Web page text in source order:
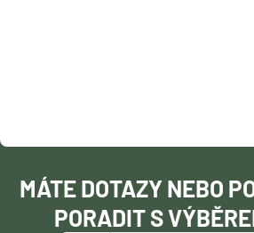
Ý
P
T
MÁTE DOTAZY NEBO
PORADIT S